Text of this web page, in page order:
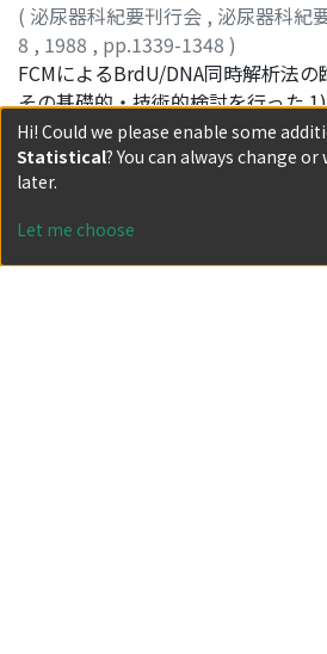
( 泌尿器科紀要刊行会 , 泌尿器科紀
8 , 1988 , pp.1339-1348 )
島袋, 智之;SHIMABUKURO,
FCMによるBrdU/DNA同時解析法
その基礎的・技術的検討を行った
BrdU標識のための至適条件は, 最終
有培養液中で30分間培養標識する
でのBrdU標識のための至適条件は,
BrdUを腹腔内1回投与し, 1時間標
DNA変性のための至適条件は, 4N
間の変性処理を行うことであった
Show more
Item
Hi! Could we please enable some
Statistical? You can always change
later.
Let me choose